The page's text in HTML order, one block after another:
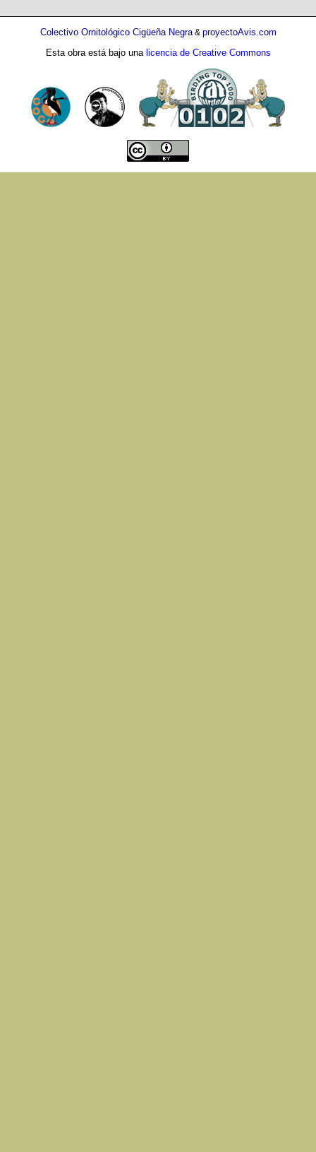
Colectivo Ornitológico Cigüeña Negra& proyectoAvis.com
Esta obra está bajo una licencia de Creative Commons